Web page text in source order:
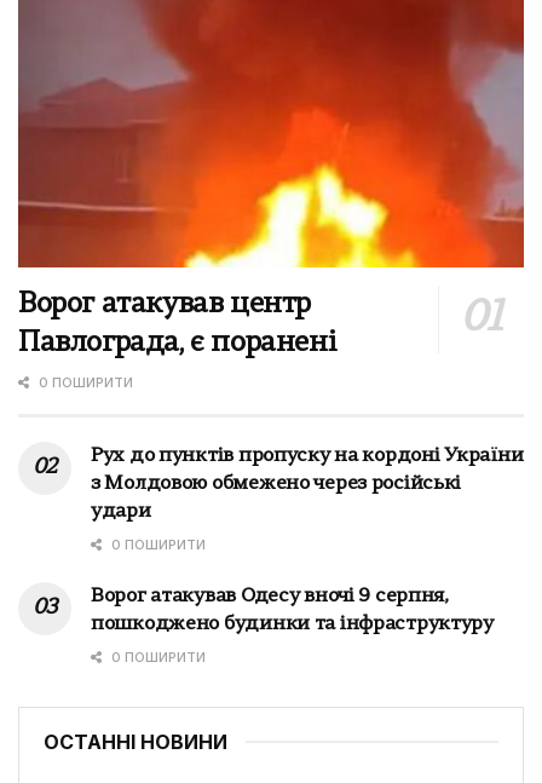
Ворог атакував центр
Павлограда, є поранені
0 ПОШИРИТИ
Рух до пунктів пропуску на кордоні України
з Молдовою обмежено через російські
удари
0 ПОШИРИТИ
Ворог атакував Одесу вночі 9 серпня,
пошкоджено будинки та інфраструктуру
0 ПОШИРИТИ
ОСТАННІ НОВИНИ